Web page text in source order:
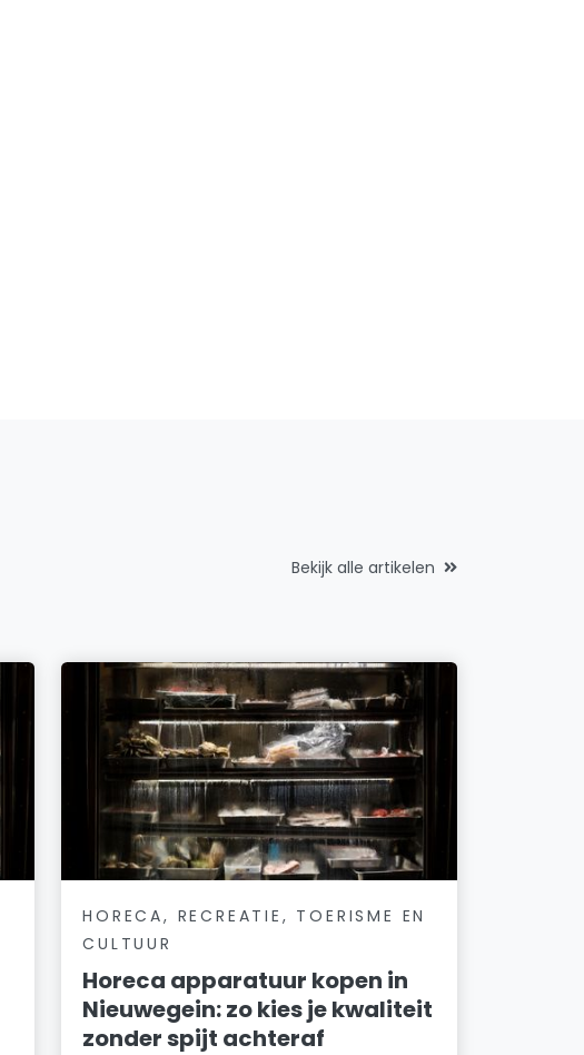
Bekijk alle artikelen
HORECA, RECREATIE, TOERISME EN
CULTUUR
Horeca apparatuur kopen in
Nieuwegein: zo kies je kwaliteit
zonder spijt achteraf